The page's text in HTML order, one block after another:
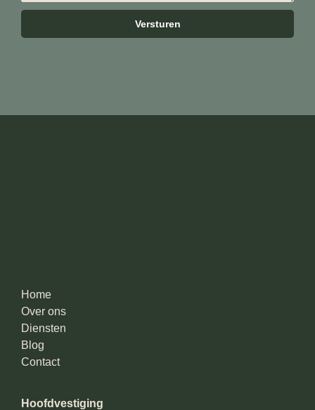
Versturen
Home
Over ons
Diensten
Blog
Contact
Hoofdvestiging